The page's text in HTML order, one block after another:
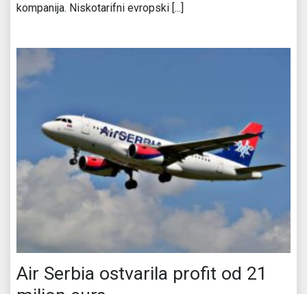
kompanija. Niskotarifni evropski [...]
Air Serbia ostvarila profit od 21